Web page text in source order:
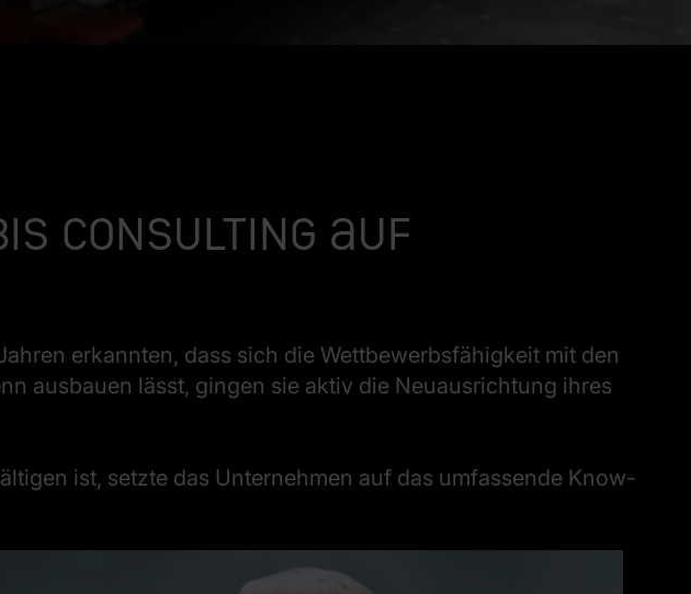
Consulting auf
erkannten, dass sich die Wettbewerbsfähigkeit mit den
ausbauen lässt, gingen sie aktiv die Neuausrichtung ihres
ist, setzte das Unternehmen auf das umfassende Know-